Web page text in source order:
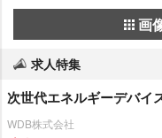
画
求人特集
次世代エネルギーデバイ
WDB株式会社